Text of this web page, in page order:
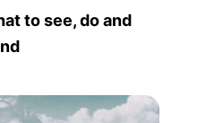
to see, do and